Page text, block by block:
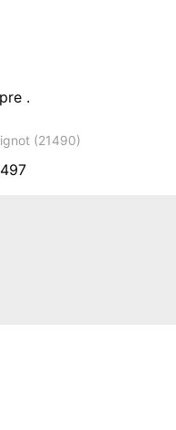
.
(21490)